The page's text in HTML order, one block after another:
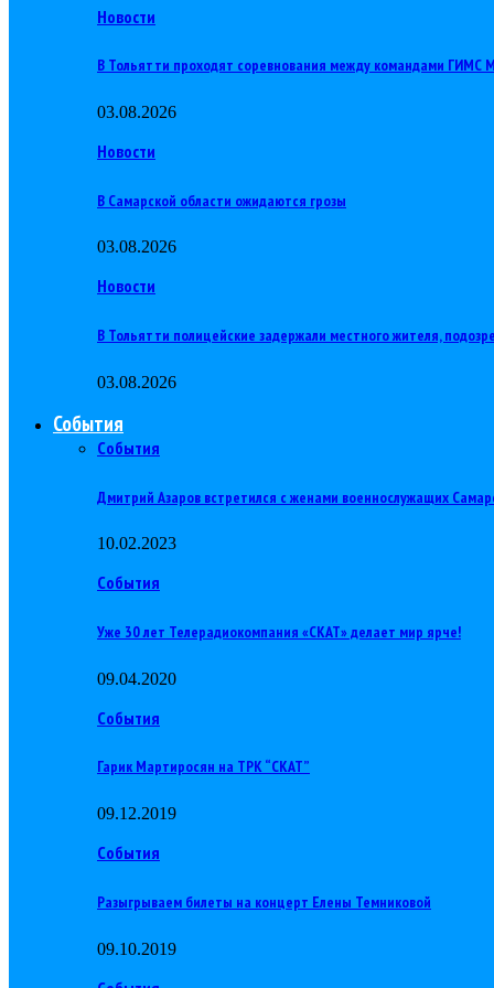
Новости
В Тольятти проходят соревнования между командами ГИМС
03.08.2026
Новости
В Самарской области ожидаются грозы
03.08.2026
Новости
В Тольятти полицейские задержали местного жителя,
03.08.2026
События
События
Дмитрий Азаров встретился с женами военнослужащих
10.02.2023
События
Уже 30 лет Телерадиокомпания «СКАТ» делает мир ярче!
09.04.2020
События
Гарик Мартиросян на ТРК “СКАТ”
09.12.2019
События
Разыгрываем билеты на концерт Елены Темниковой
09.10.2019